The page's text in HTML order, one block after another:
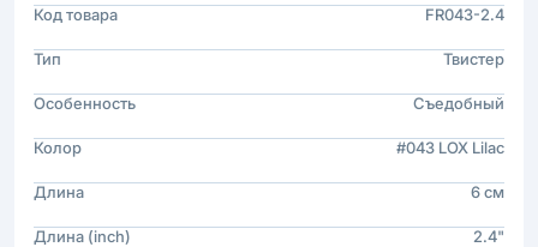
Код товара FR043-2.4
Тип Твистер
Особенность Съедобный
Колор #043 LOX Lilac
Длина 6 см
Длина (inch) 2.4"